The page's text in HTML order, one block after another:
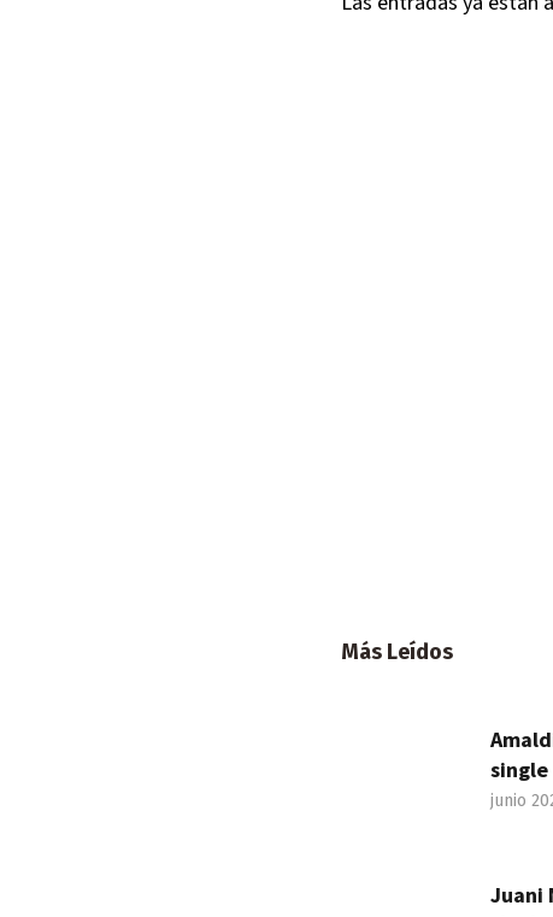
Más Leídos
single
junio
Juani